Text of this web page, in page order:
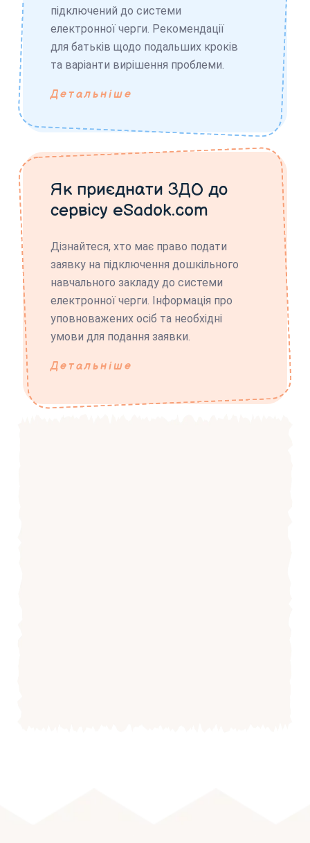
підключений до системи
електронної черги. Рекомендації
для батьків щодо подальших кроків
та варіанти вирішення проблеми.
Детальніше
Як приєднати ЗДО до
сервісу eSadok.com
Дізнайтеся, хто має право подати
заявку на підключення дошкільного
навчального закладу до системи
електронної черги. Інформація про
уповноважених осіб та необхідні
умови для подання заявки.
Детальніше